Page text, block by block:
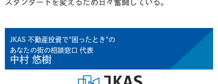
スタンダードを変えるため日々奮闘している。
JKAS 不動産投資で"困ったとき"の
あなたの街の相談窓口 代表
中村 悠樹